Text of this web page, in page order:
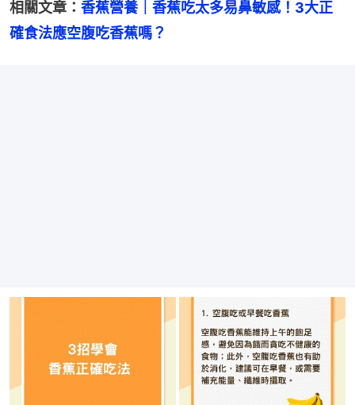
相關文章： 香蕉營養｜香蕉吃太多易鼻敏感！3大正
確食法應空腹吃香蕉嗎？